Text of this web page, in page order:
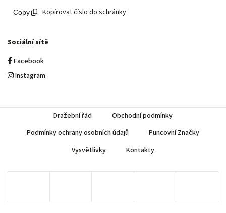
Kopírovat číslo do schránky
Sociální sítě
Facebook
Instagram
Dražební řád
Obchodní podmínky
Podmínky ochrany osobních údajů
Puncovní Značky
Vysvětlivky
Kontakty